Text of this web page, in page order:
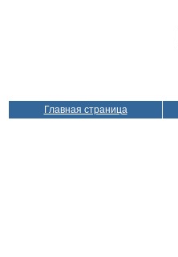
Главная страница